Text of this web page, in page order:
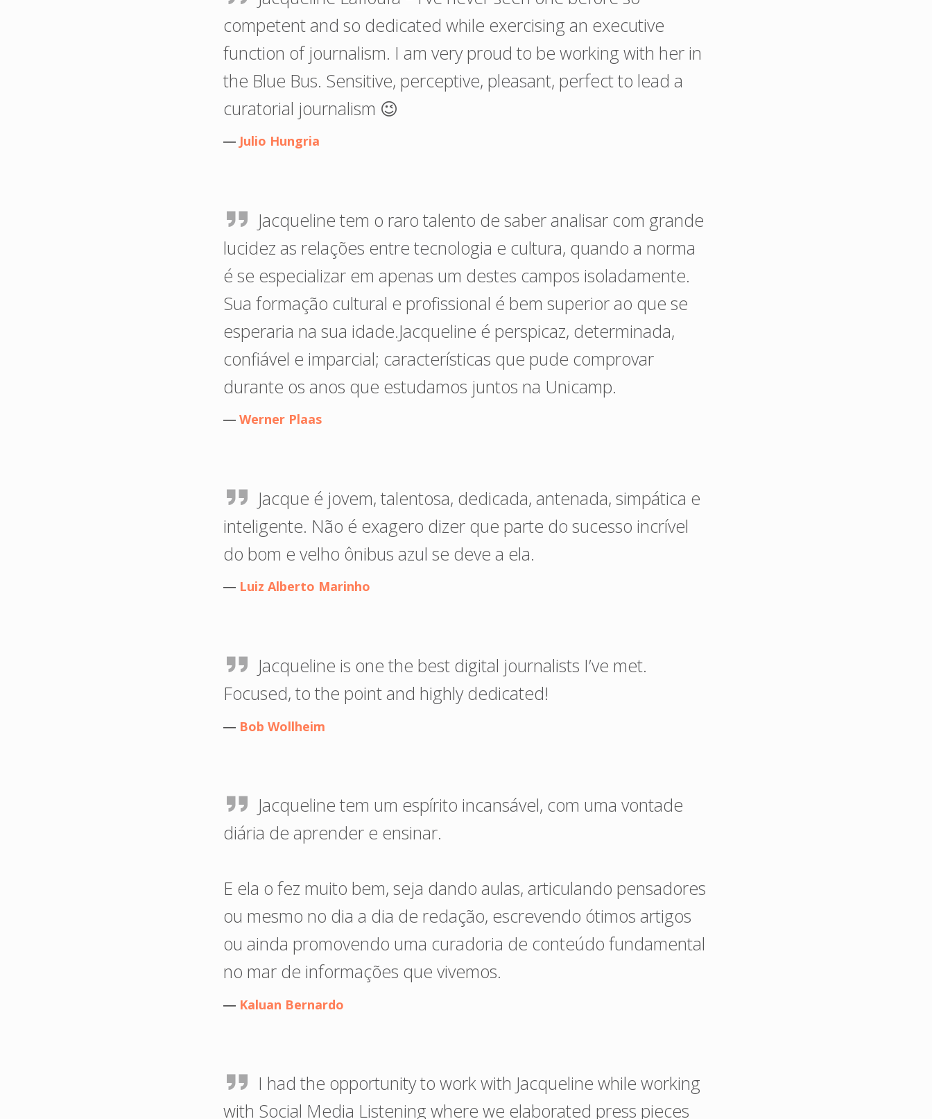
competent and so dedicated while exercising an executive
function of journalism. I am very proud to be working with her in
the Blue Bus. Sensitive, perceptive, pleasant, perfect to lead a
curatorial journalism 😉
― Julio Hungria
Jacqueline tem o raro talento de saber analisar com grande
lucidez as relações entre tecnologia e cultura, quando a norma
é se especializar em apenas um destes campos isoladamente.
Sua formação cultural e profissional é bem superior ao que se
esperaria na sua idade.Jacqueline é perspicaz, determinada,
confiável e imparcial; características que pude comprovar
durante os anos que estudamos juntos na Unicamp.
― Werner Plaas
Jacque é jovem, talentosa, dedicada, antenada, simpática e
inteligente. Não é exagero dizer que parte do sucesso incrível
do bom e velho ônibus azul se deve a ela.
― Luiz Alberto Marinho
Jacqueline is one the best digital journalists I’ve met.
Focused, to the point and highly dedicated!
― Bob Wollheim
Jacqueline tem um espírito incansável, com uma vontade
diária de aprender e ensinar.
E ela o fez muito bem, seja dando aulas, articulando pensadores
ou mesmo no dia a dia de redação, escrevendo ótimos artigos
ou ainda promovendo uma curadoria de conteúdo fundamental
no mar de informações que vivemos.
― Kaluan Bernardo
I had the opportunity to work with Jacqueline while working
with Social Media Listening where we elaborated press pieces